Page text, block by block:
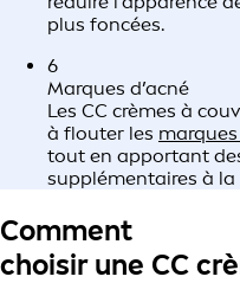
plus foncées.
6
Marques d’acné
Les CC crèmes à
à flouter les marques
tout en apportant
supplémentaires à la
Comment
choisir une CC